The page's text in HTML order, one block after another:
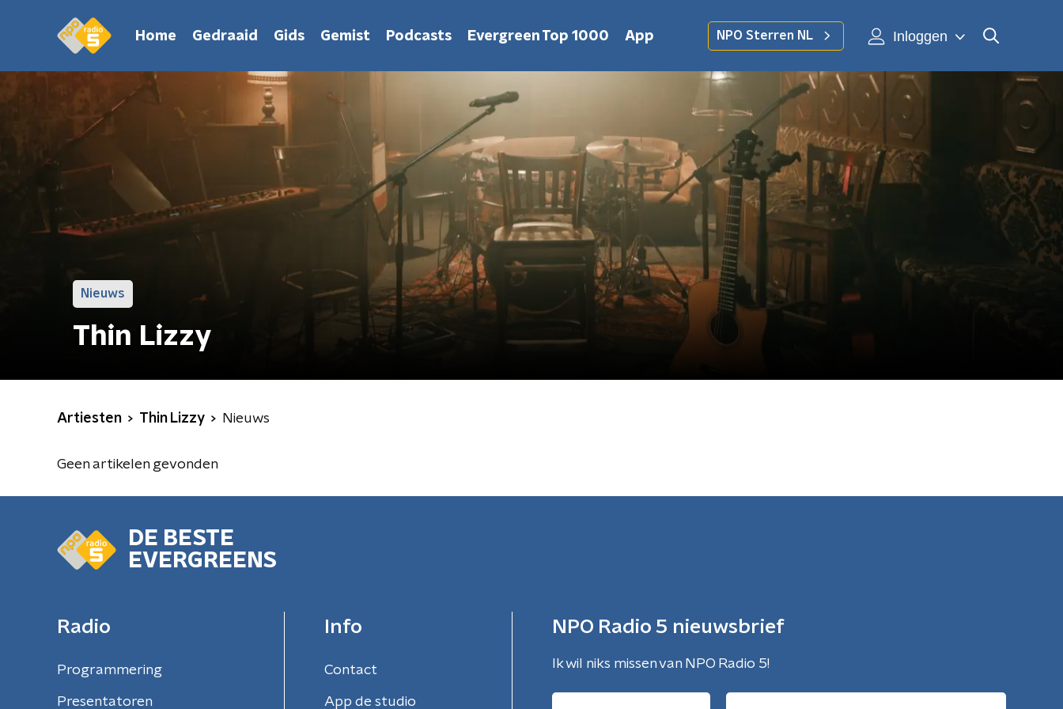
Home Gedraaid Gids Gemist Podcasts Evergreen Top 1000 App NPO Sterren NL Inloggen
Nieuws
Thin Lizzy
Artiesten Thin Lizzy Nieuws
Geen artikelen gevonden
DE BESTE
EVERGREENS
Radio
Programmering
Presentatoren
Info
Contact
App de studio
NPO Radio 5 nieuwsbrief
Ik wil niks missen van NPO Radio 5!